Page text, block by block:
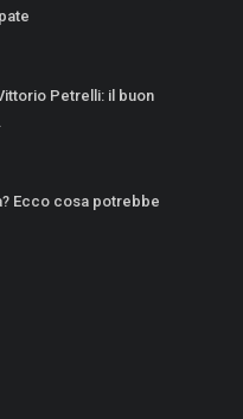
Petrelli: il buon
Ecco cosa potrebbe